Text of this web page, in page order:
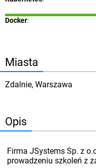
Docker:
Miasta
Zdalnie, Warszawa
Opis
Firma JSystems Sp. z
prowadzeniu szkoleń z